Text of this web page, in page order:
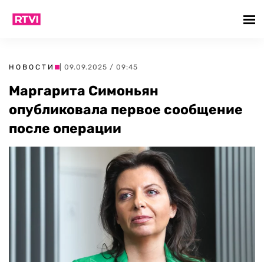
НОВОСТИ | 09.09.2025 / 09:45
Маргарита Симоньян
опубликовала первое сообщение
после операции